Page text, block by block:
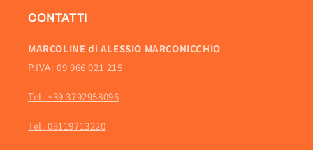
CONTATTI
MARCOLINE di ALESSIO MARCONICCHIO
P.IVA: 09 966 021 215
Tel. +39 3792958096
Tel. 08119713220